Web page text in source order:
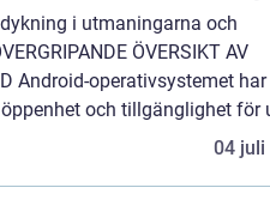
i utmaningarna och
ÖVERSIKT AV
Android-operativsystemet har
och tillgänglighet för
04 juli